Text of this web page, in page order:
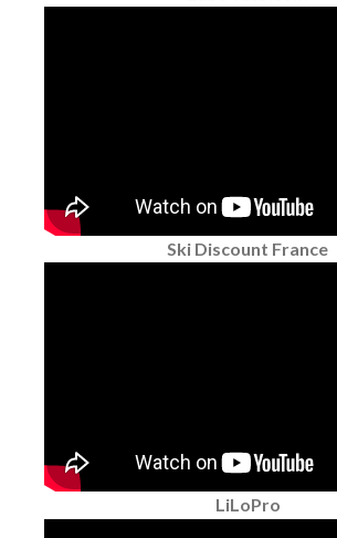
Ski Discount France
LiLoPro